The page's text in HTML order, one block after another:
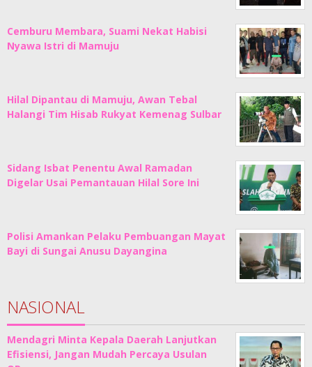
Cemburu Membara, Suami Nekat Habisi
Nyawa Istri di Mamuju
Hilal Dipantau di Mamuju, Awan Tebal
Halangi Tim Hisab Rukyat Kemenag Sulbar
Sidang Isbat Penentu Awal Ramadan
Digelar Usai Pemantauan Hilal Sore Ini
Polisi Amankan Pelaku Pembuangan Mayat
Bayi di Sungai Anusu Dayangina
NASIONAL
Mendagri Minta Kepala Daerah Lanjutkan
Efisiensi, Jangan Mudah Percaya Usulan